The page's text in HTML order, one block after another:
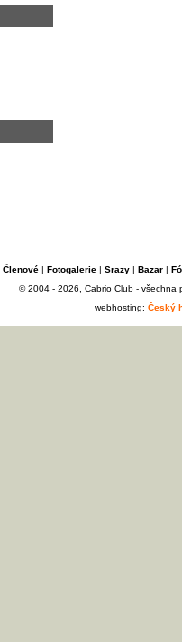
Členové| Fotogalerie| Srazy| Bazar|
© 2004 - 2026, Cabrio Club - všechna
webhosting: Český